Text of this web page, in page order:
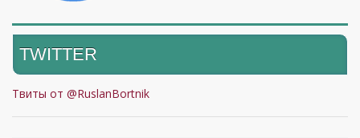
TWITTER
Твиты от @RuslanBortnik